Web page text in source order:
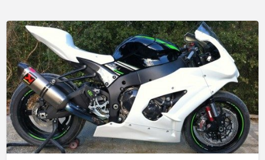
CARÉNAGE
SELLE
POLY
DE
KAWASAKI
ZX10R
Modèle
2017
–